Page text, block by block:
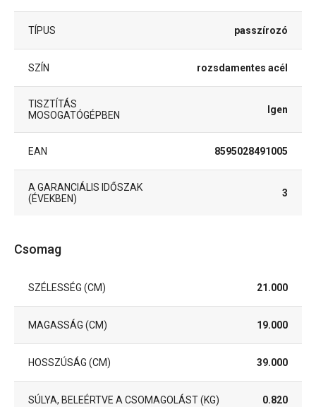
TÍPUS passzírozó
SZÍN rozsdamentes acél
TISZTÍTÁS
MOSOGATÓGÉPBEN
Igen
EAN 8595028491005
A GARANCIÁLIS IDŐSZAK
(ÉVEKBEN)
3
Csomag
SZÉLESSÉG (CM) 21.000
MAGASSÁG (CM) 19.000
HOSSZÚSÁG (CM) 39.000
SÚLYA, BELEÉRTVE A CSOMAGOLÁST (KG) 0.820